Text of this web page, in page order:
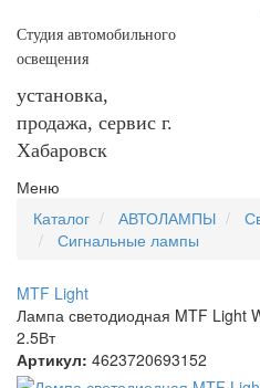
Студия автомобильного
освещения
установка,
продажа, сервис г.
Хабаровск
Меню
Каталог
АВТОЛАМПЫ
Сигнальные лампы
MTF Light
Лампа светодиодная MTF Light
2.5Вт
Артикул: 4623720693152